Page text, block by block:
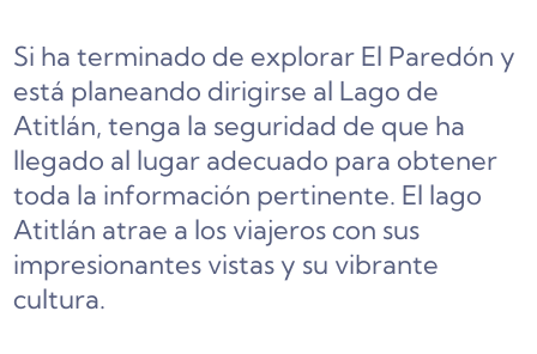
Si ha terminado de explorar El Paredón y
está planeando dirigirse al Lago de
Atitlán, tenga la seguridad de que ha
llegado al lugar adecuado para obtener
toda la información pertinente. El lago
Atitlán atrae a los viajeros con sus
impresionantes vistas y su vibrante
cultura.